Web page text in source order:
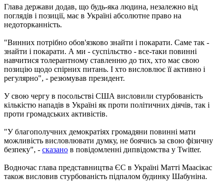
Глава держави додав, що будь-яка людина, незалежно від
поглядів і позиції, має в Україні абсолютне право на
недоторканність.
"Винних потрібно обов'язково знайти і покарати. Саме так -
знайти і покарати. А ми - суспільство - все-таки повинні
навчитися толерантному ставленню до тих, хто має свою
позицію щодо спірних питань. І хто висловлює її активно і
регулярно", - резюмував президент.
У свою чергу в посольстві США висловили стурбованість
кількістю нападів в Україні як проти політичних діячів, так і
проти громадських активістів.
"У благополучних демократіях громадяни повинні мати
можливість висловлювати думку, не боячись за свою фізичну
безпеку", - сказано в повідомленні дипвідомства у Twitter.
Водночас глава представництва ЄС в Україні Матті Маасікас
також висловив стурбованість підпалом будинку Шабуніна.